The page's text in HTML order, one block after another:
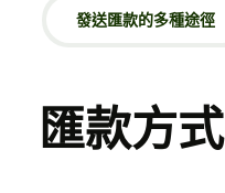
發送匯款的多種途徑
匯款方